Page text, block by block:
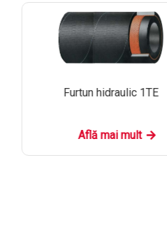
Furtun hidraulic 1TE
Află mai mult